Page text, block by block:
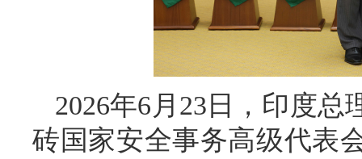
2026年6月23日，印度
砖国家安全事务高级代表